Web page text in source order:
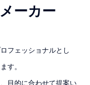
ーカー
フェッショナルとし
す。
目的に合わせて提案い